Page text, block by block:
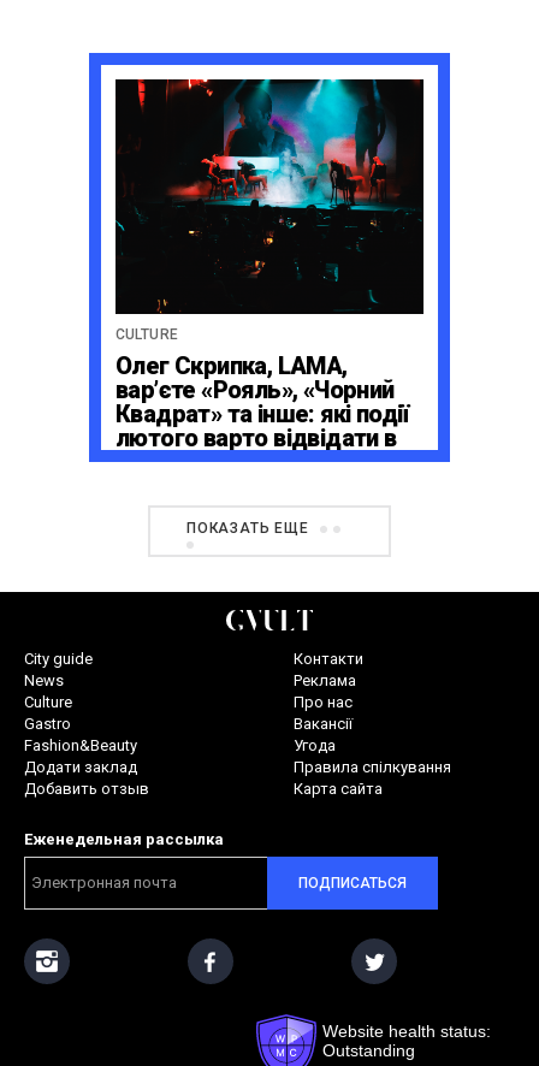
CULTURE
Олег Скрипка, LAMA,
вар’єте «Рояль», «Чорний
Квадрат» та інше: які події
лютого варто відвідати в
Caribbean Club та Pepper’s
ПОКАЗАТЬ ЕЩЕ
City guide
News
Culture
Gastro
Fashion&Beauty
Додати заклад
Добавить отзыв
Контакти
Реклама
Про нас
Вакансії
Угода
Правила спілкування
Карта сайта
Еженедельная рассылка
ПОДПИСАТЬСЯ
Website health status:
Outstanding